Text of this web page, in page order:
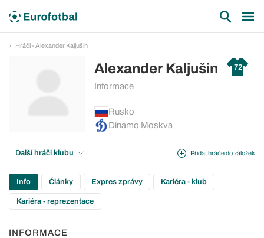
Hráči - Alexander Kaljušin
Alexander Kaljušin 72
Informace
Rusko
Dinamo Moskva
Přidat hráče do záložek
Další hráči klubu
Info Články Expres zprávy Kariéra - klub
Kariéra - reprezentace
INFORMACE